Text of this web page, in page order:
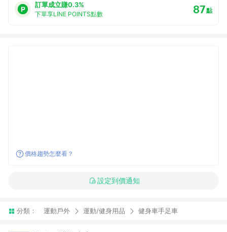
訂單成立賺0.3%
下單享LINE POINTS點數 87點
價格趨勢怎麼看？
設定到價通知
分類： 運動戶外 運動/健身用品 健身車手足車